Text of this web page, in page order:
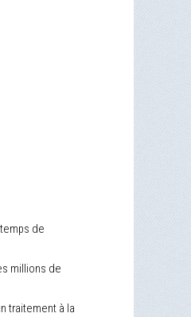
de
millions de
traitement à la